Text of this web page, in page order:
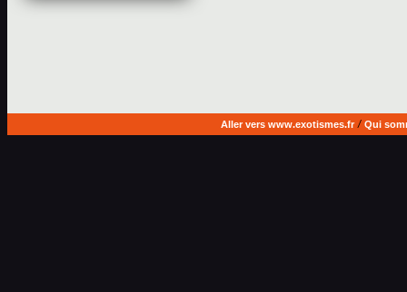
Aller vers www.exotismes.fr/ Qui